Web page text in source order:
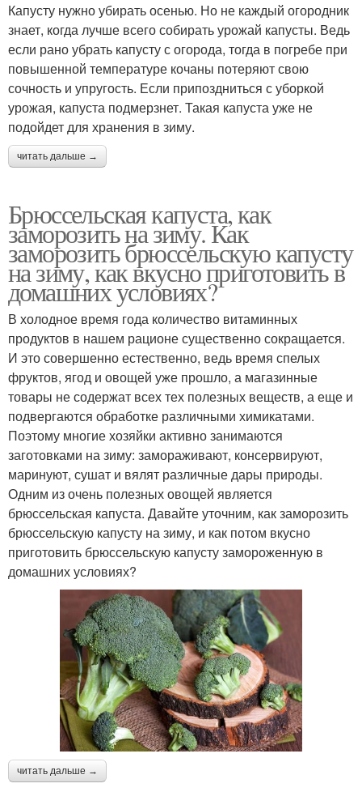
Капусту нужно убирать осенью. Но не каждый огородник
знает, когда лучше всего собирать урожай капусты. Ведь
если рано убрать капусту с огорода, тогда в погребе при
повышенной температуре кочаны потеряют свою
сочность и упругость. Если припоздниться с уборкой
урожая, капуста подмерзнет. Такая капуста уже не
подойдет для хранения в зиму.
читать дальше →
Брюссельская капуста, как
заморозить на зиму. Как
заморозить брюссельскую капусту
на зиму, как вкусно приготовить в
домашних условиях?
В холодное время года количество витаминных
продуктов в нашем рационе существенно сокращается.
И это совершенно естественно, ведь время спелых
фруктов, ягод и овощей уже прошло, а магазинные
товары не содержат всех тех полезных веществ, а еще и
подвергаются обработке различными химикатами.
Поэтому многие хозяйки активно занимаются
заготовками на зиму: замораживают, консервируют,
маринуют, сушат и вялят различные дары природы.
Одним из очень полезных овощей является
брюссельская капуста. Давайте уточним, как заморозить
брюссельскую капусту на зиму, и как потом вкусно
приготовить брюссельскую капусту замороженную в
домашних условиях?
читать дальше →